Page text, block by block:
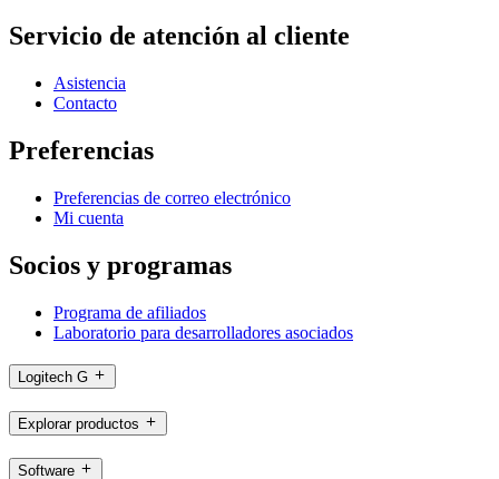
Servicio de atención al cliente
Asistencia
Contacto
Preferencias
Preferencias de correo electrónico
Mi cuenta
Socios y programas
Programa de afiliados
Laboratorio para desarrolladores asociados
Logitech G
Explorar productos
Software